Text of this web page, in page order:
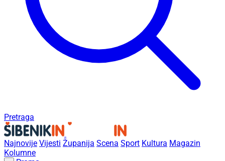
Pretraga
Najnovije Vijesti Županija Scena Sport Kultura Magazin
Kolumne